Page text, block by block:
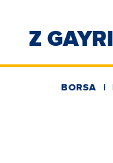
Z
BORSA